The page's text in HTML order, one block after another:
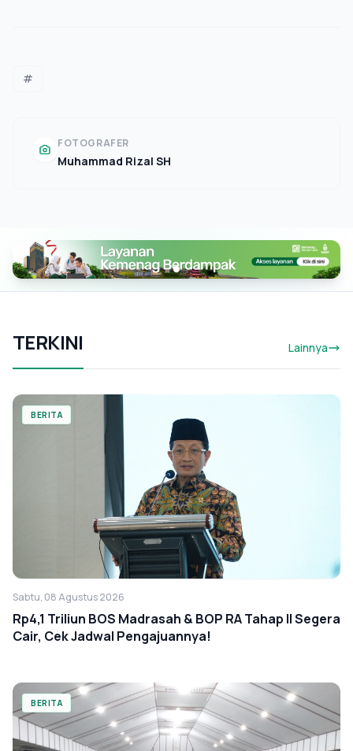
#
FOTOGRAFER
Muhammad Rizal SH
TERKINI Lainnya
BERITA
Sabtu, 08 Agustus 2026
Rp4,1 Triliun BOS Madrasah & BOP RA Tahap II Segera
Cair, Cek Jadwal Pengajuannya!
BERITA